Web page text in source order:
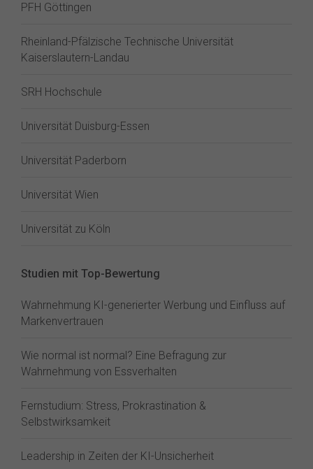
PFH Göttingen
Rheinland-Pfälzische Technische Universität
Kaiserslautern-Landau
SRH Hochschule
Universität Duisburg-Essen
Universität Paderborn
Universität Wien
Universität zu Köln
Studien mit Top-Bewertung
Wahrnehmung KI-generierter Werbung und Einfluss auf
Markenvertrauen
Wie normal ist normal? Eine Befragung zur
Wahrnehmung von Essverhalten
Fernstudium: Stress, Prokrastination &
Selbstwirksamkeit
Leadership in Zeiten der KI-Unsicherheit